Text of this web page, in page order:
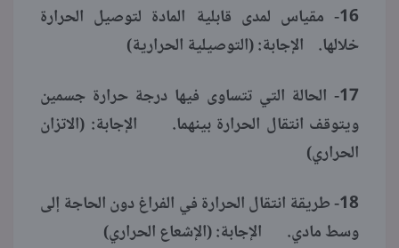
16- مقياس لمدى قابلية المادة لتوصيل الحرارة
خلالها. الإجابة: (التوصيلية الحرارية)
17- الحالة التي تتساوى فيها درجة حرارة جسمين
ويتوقف انتقال الحرارة بينهما. الإجابة: (الاتزان
الحراري)
18- طريقة انتقال الحرارة في الفراغ دون الحاجة إلى
وسط مادي. الإجابة: (الإشعاع الحراري)